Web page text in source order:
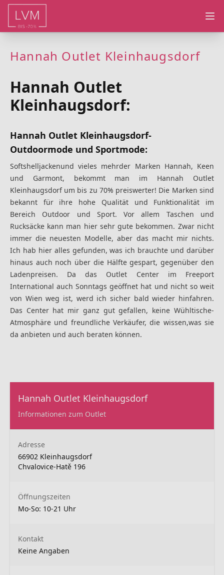
Hannah Outlet Kleinhaugsdorf
Hannah Outlet
Kleinhaugsdorf:
Hannah Outlet Kleinhaugsdorf-
Outdoormode und Sportmode:
Softshelljackenund vieles mehrder Marken Hannah, Keen
und Garmont, bekommt man im Hannah Outlet
Kleinhaugsdorf um bis zu 70% preiswerter! Die Marken sind
bekannt für ihre hohe Qualität und Funktionalität im
Bereich Outdoor und Sport. Vor allem Taschen und
Rucksäcke kann man hier sehr gute bekommen. Zwar nicht
immer die neuesten Modelle, aber das macht mir nichts.
Ich hab hier alles gefunden, was ich brauchte und darüber
hinaus auch noch über die Hälfte gespart, gegenüber den
Ladenpreisen. Da das Outlet Center im Freeport
International auch Sonntags geöffnet hat und nicht so weit
von Wien weg ist, werd ich sicher bald wieder hinfahren.
Das Center hat mir ganz gut gefallen, keine Wühltische-
Atmosphäre und freundliche Verkäufer, die wissen,was sie
da anbieten und auch beraten können.
Hannah Outlet Kleinhaugsdorf
Informationen zum Outlet
Adresse
66902 Kleinhaugsdorf
Chvalovice-Hatě 196
Öffnungszeiten
Mo-So: 10-21 Uhr
Kontakt
Keine Angaben